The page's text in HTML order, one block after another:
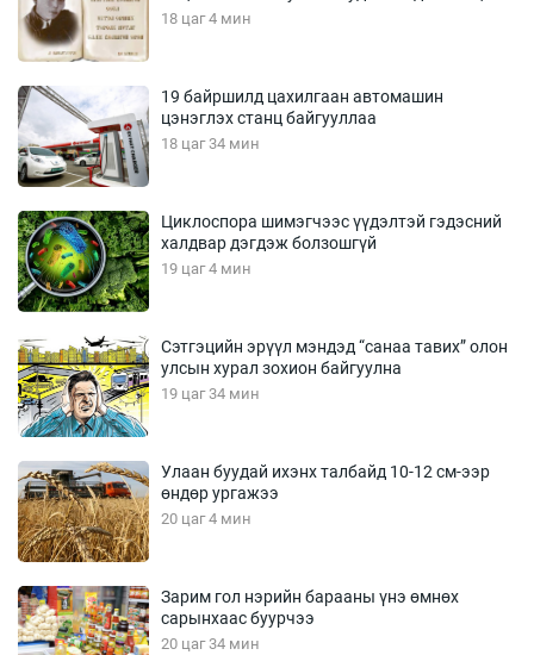
18 цаг 4 мин
19 байршилд цахилгаан автомашин
цэнэглэх станц байгууллаа
18 цаг 34 мин
Циклоспора шимэгчээс үүдэлтэй гэдэсний
халдвар дэгдэж болзошгүй
19 цаг 4 мин
Сэтгэцийн эрүүл мэндэд “санаа тавих” олон
улсын хурал зохион байгуулна
19 цаг 34 мин
Улаан буудай ихэнх талбайд 10-12 см-ээр
өндөр ургажээ
20 цаг 4 мин
Зарим гол нэрийн барааны үнэ өмнөх
сарынхаас буурчээ
20 цаг 34 мин